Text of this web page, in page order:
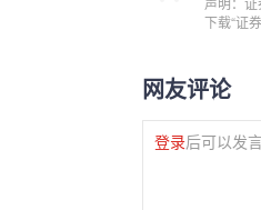
下载“证
网友评论
登录后可以发